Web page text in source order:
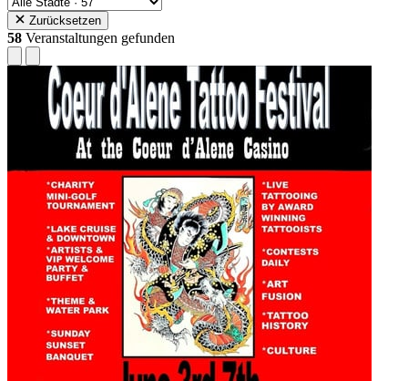
Zurücksetzen
58 Veranstaltungen gefunden